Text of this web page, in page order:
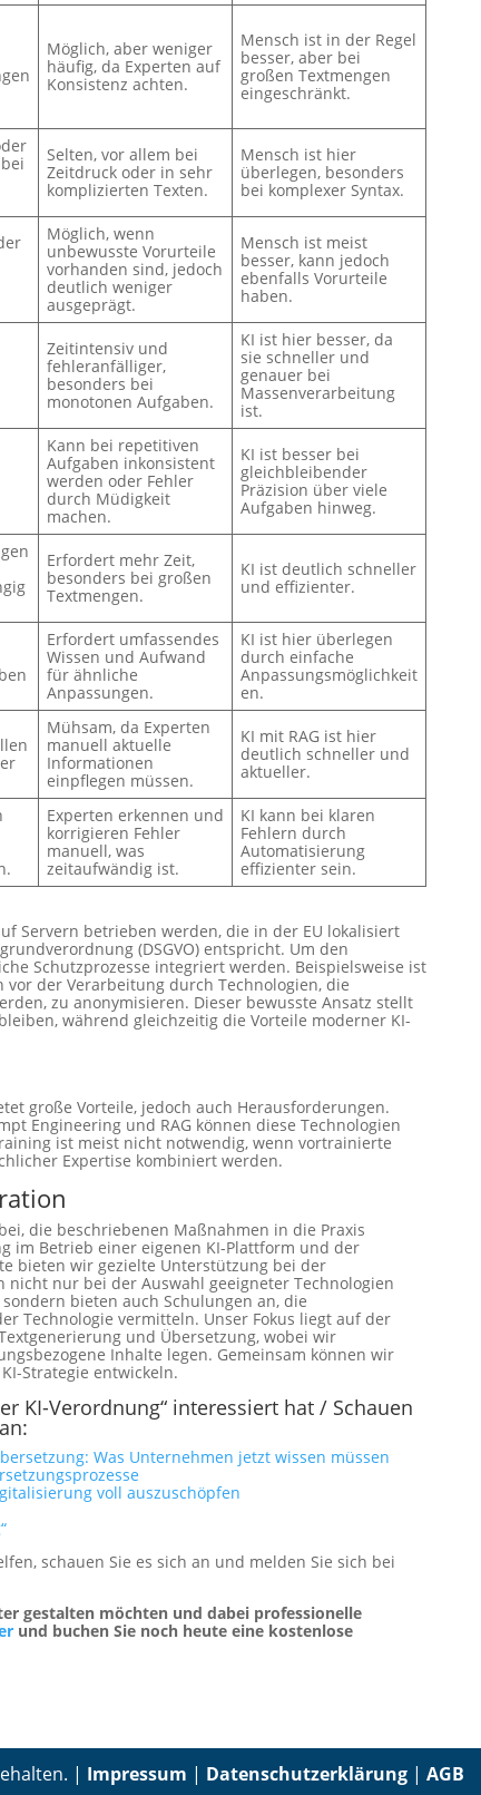
Möglich, aber weniger
häufig, da Experten auf
Konsistenz achten.
Mensch ist in der Regel
besser, aber bei
großen Textmengen
eingeschränkt.
Selten, vor allem bei
Zeitdruck oder in sehr
komplizierten Texten.
Mensch ist hier
überlegen, besonders
bei komplexer Syntax.
Möglich, wenn
unbewusste Vorurteile
vorhanden sind, jedoch
deutlich weniger
ausgeprägt.
Mensch ist meist
besser, kann jedoch
ebenfalls Vorurteile
haben.
Zeitintensiv und
fehleranfälliger,
besonders bei
monotonen Aufgaben.
KI ist hier besser, da
sie schneller und
genauer bei
Massenverarbeitung
ist.
Kann bei repetitiven
Aufgaben inkonsistent
werden oder Fehler
durch Müdigkeit
machen.
KI ist besser bei
gleichbleibender
Präzision über viele
Aufgaben hinweg.
Erfordert mehr Zeit,
besonders bei großen
Textmengen.
KI ist deutlich schneller
und effizienter.
Erfordert umfassendes
Wissen und Aufwand
für ähnliche
Anpassungen.
KI ist hier überlegen
durch einfache
Anpassungsmöglichkeit
en.
Mühsam, da Experten
manuell aktuelle
Informationen
einpflegen müssen.
KI mit RAG ist hier
deutlich schneller und
aktueller.
Experten erkennen und
korrigieren Fehler
manuell, was
zeitaufwändig ist.
KI kann bei klaren
Fehlern durch
Automatisierung
effizienter sein.
Servern betrieben werden, die in der EU lokalisiert
(DSGVO) entspricht. Um den
Schutzprozesse integriert werden. Beispielsweise ist
vor der Verarbeitung durch Technologien, die
zu anonymisieren. Dieser bewusste Ansatz stellt
während gleichzeitig die Vorteile moderner KI-
große Vorteile, jedoch auch Herausforderungen.
Engineering und RAG können diese Technologien
ist meist nicht notwendig, wenn vortrainierte
Expertise kombiniert werden.
die beschriebenen Maßnahmen in die Praxis
im Betrieb einer eigenen KI-Plattform und der
bieten wir gezielte Unterstützung bei der
nur bei der Auswahl geeigneter Technologien
bieten auch Schulungen an, die
Technologie vermitteln. Unser Fokus liegt auf der
und Übersetzung, wobei wir
Inhalte legen. Gemeinsam können wir
Strategie entwickeln.
KI-Verordnung“ interessiert hat / Schauen
Was Unternehmen jetzt wissen müssen
voll auszuschöpfen
schauen Sie es sich an und melden Sie sich bei
gestalten möchten und dabei professionelle
und buchen Sie noch heute eine kostenlose
| Impressum | Datenschutzerklärung |AGB